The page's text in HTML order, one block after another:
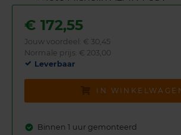
€ 172,55
Jouw voordeel: € 30,45
Normale prijs: € 203,00
Leverbaar
IN
Binnen 1 uur gemonteerd